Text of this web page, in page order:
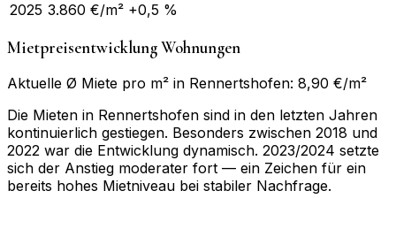
2025 3.860 €/m² +0,5 %
Mietpreisentwicklung Wohnungen
Aktuelle Ø Miete pro m² in Rennertshofen: 8,90 €/m²
Die Mieten in Rennertshofen sind in den letzten Jahren
kontinuierlich gestiegen. Besonders zwischen 2018 und
2022 war die Entwicklung dynamisch. 2023/2024 setzte
sich der Anstieg moderater fort — ein Zeichen für ein
bereits hohes Mietniveau bei stabiler Nachfrage.